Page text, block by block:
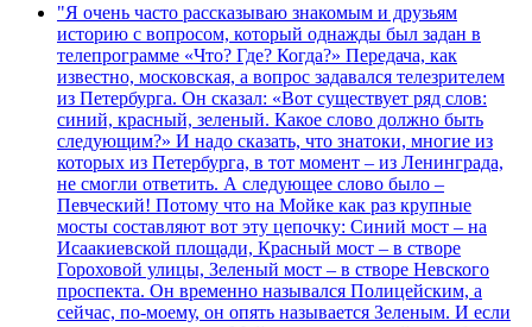
"Я очень часто рассказываю знакомым и друзьям
историю с вопросом, который однажды был задан в
телепрограмме «Что? Где? Когда?» Передача, как
известно, московская, а вопрос задавался телезрителем
из Петербурга. Он сказал: «Вот существует ряд слов:
синий, красный, зеленый. Какое слово должно быть
следующим?» И надо сказать, что знатоки, многие из
которых из Петербурга, в тот момент – из Ленинграда,
не смогли ответить. А следующее слово было –
Певческий! Потому что на Мойке как раз крупные
мосты составляют вот эту цепочку: Синий мост – на
Исаакиевской площади, Красный мост – в створе
Гороховой улицы, Зеленый мост – в створе Невского
проспекта. Он временно назывался Полицейским, а
сейчас, по-моему, он опять называется Зеленым. И если